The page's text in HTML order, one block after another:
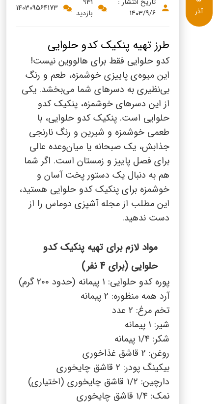
سینما دوماس
دانستنی های سلامت
گالری تصاویر
English
Russian
Arabic
Turkish
1403/9/6
بازدید
140309564173 آذر
طرز تهیه پنکیک کدو حلوایی
کدو حلوایی فقط برای هالووین نیست!
این میوه‌ی پاییزی خوشمزه، طعم و رنگ
بی‌نظیری به دسرهای شما می‌بخشد. یکی
از این دسرهای خوشمزه، پنکیک کدو
حلوایی است. پنکیک کدو حلوایی، با
طعمی خوشمزه و شیرین و رنگ نارنجی
جذابش، یک صبحانه یا میان‌وعده عالی
برای فصل پاییز و زمستان است. اگر شما
هم به دنبال یک دستور پخت آسان و
خوشمزه برای پنکیک کدو حلوایی هستید،
این مطلب از مجله آشپزی دوماس را از
دست ندهید.
مواد لازم برای تهیه پنکیک کدو
حلوایی (برای 4 نفر)
پوره کدو حلوایی: 1 پیمانه (حدود 200 گرم)
آرد همه منظوره: 2 پیمانه
تخم مرغ: 2 عدد
شیر: 1 پیمانه
شکر: 1/4 پیمانه
روغن: 2 قاشق غذاخوری
بیکینگ پودر: 2 قاشق چایخوری
دارچین: 1/2 قاشق چایخوری (اختیاری)
نمک: 1/4 قاشق چایخوری